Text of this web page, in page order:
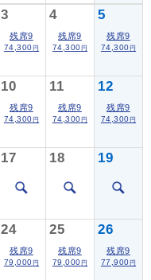
3
残席9
74,300円
4
残席9
74,300円
5
残席9
74,300円
10
残席9
74,300円
11
残席9
74,300円
12
残席9
74,300円
17 18 19
24
残席9
79,000円
25
残席9
79,000円
26
残席9
77,900円